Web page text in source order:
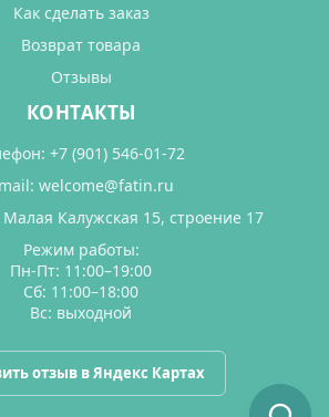
Как сделать заказ
Возврат товара
Отзывы
КОНТАКТЫ
+7 (901) 546-01-72
welcome@fatin.ru
Малая Калужская 15, строение 17
Режим работы:
Пн-Пт: 11:00–19:00
Сб: 11:00–18:00
Вс: выходной
отзыв в Яндекс Картах